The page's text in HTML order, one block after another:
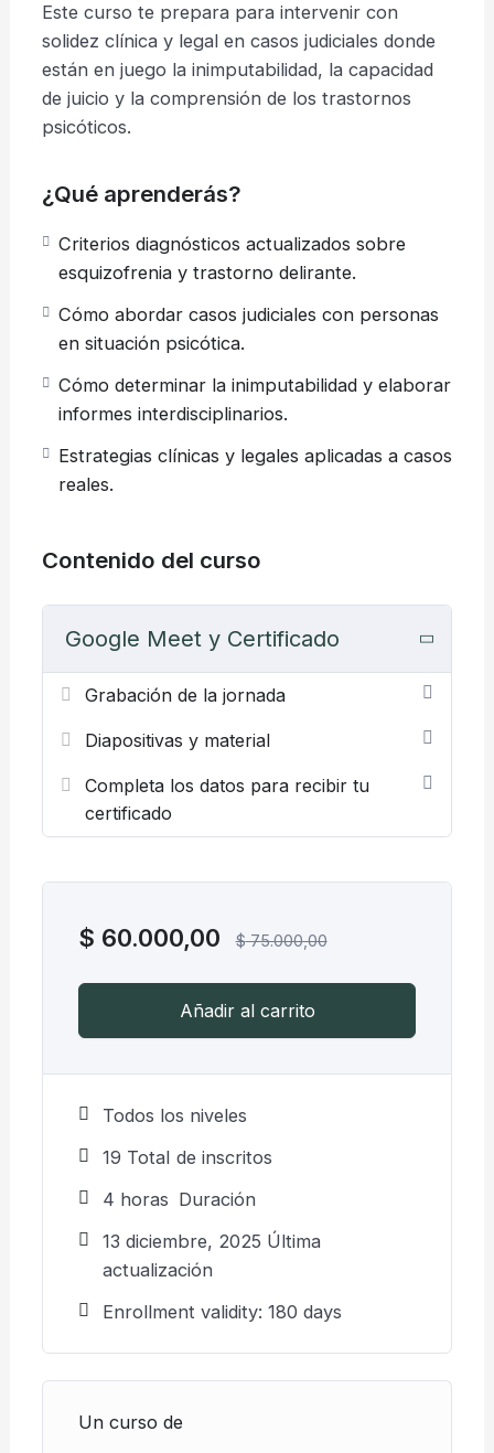
Este curso te prepara para intervenir con
solidez clínica y legal en casos judiciales donde
están en juego la inimputabilidad, la capacidad
de juicio y la comprensión de los trastornos
psicóticos.
¿Qué aprenderás?
Criterios diagnósticos actualizados sobre
esquizofrenia y trastorno delirante.
Cómo abordar casos judiciales con personas
en situación psicótica.
Cómo determinar la inimputabilidad y elaborar
informes interdisciplinarios.
Estrategias clínicas y legales aplicadas a casos
reales.
Contenido del curso
Google Meet y Certificado
Grabación de la jornada
Diapositivas y material
Completa los datos para recibir tu
certificado
$ 60.000,00 $75.000,00
Añadir al carrito
Todos los niveles
19 TotaI de inscritos
4 horas Duración
13 diciembre, 2025 Última
actualización
Enrollment validity: 180 days
Un curso de